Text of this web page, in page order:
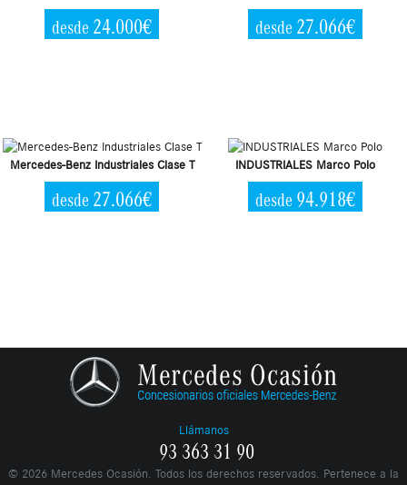
desde 24.000€ desde 27.066€
Mercedes-Benz Industriales Clase T
desde 27.066€
INDUSTRIALES Marco Polo
desde 94.918€
Llámanos
93 363 31 90
© 2026 Mercedes Ocasión. Todos los derechos reservados. Pertenece a la